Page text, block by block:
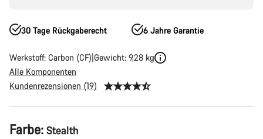
30 Tage Rückgaberecht 6 Jahre Garantie
Werkstoff: Carbon (CF) Gewicht: 9,28 kg
Alle Komponenten
Kundenrezensionen (19)
Produktkonfiguration
Farbe: Stealth